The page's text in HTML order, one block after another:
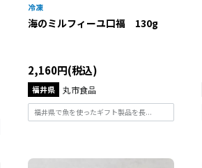
海のミルフィーユ口福 130g
2,160円(税込)
福井県 丸市食品
福井県で魚を使ったギフト製品を長...